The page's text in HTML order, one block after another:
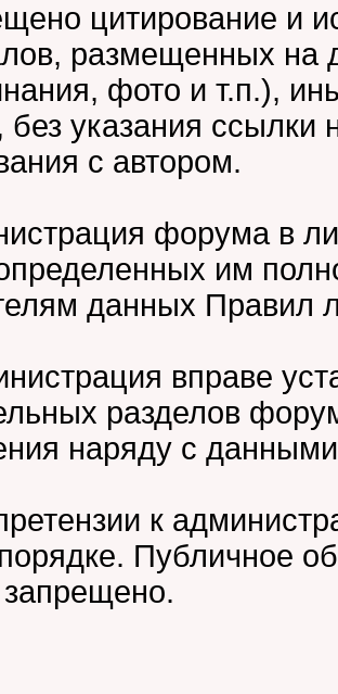
цитирование и
размещенных на
фото и т.п.),
указания ссылки
с автором.
форума в
им
данных Правил
вправе
разделов
наряду с
к
Публичное